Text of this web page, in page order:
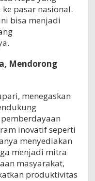
pasar nasional.
bisa menjadi
Mendorong
menegaskan
inovatif seperti
menyediakan
menjadi mitra
masyarakat,
produktivitas